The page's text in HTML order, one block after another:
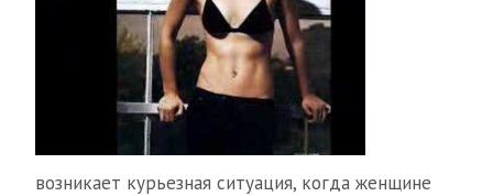
возникает курьезная ситуация, когда женщине